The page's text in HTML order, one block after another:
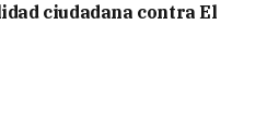
ciudadana contra El